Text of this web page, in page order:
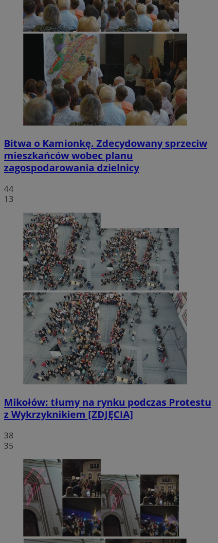
Bitwa o Kamionkę. Zdecydowany sprzeciw
mieszkańców wobec planu
zagospodarowania dzielnicy
44
13
Mikołów: tłumy na rynku podczas Protestu
z Wykrzyknikiem [ZDJĘCIA]
38
35